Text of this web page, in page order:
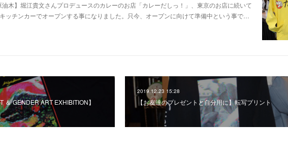
】堀江貴文さんプロデュースのカレーのお店「カレーだしっ！」、東京のお店に続いて
ッチンカーでオープンする事になりました。只今、オープンに向けて準備中という事で…
＆ GENDER ART EXHIBITION】
2019.12.23 15:28
【お友達のプレゼントと自分用に】転写プリント